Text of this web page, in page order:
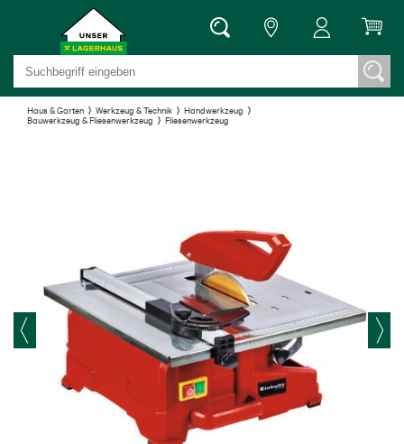
Haus & Garten Werkzeug & Technik
Handwerkzeug
Bauwerkzeug & Fliesenwerkzeug
Fliesenwerkzeug